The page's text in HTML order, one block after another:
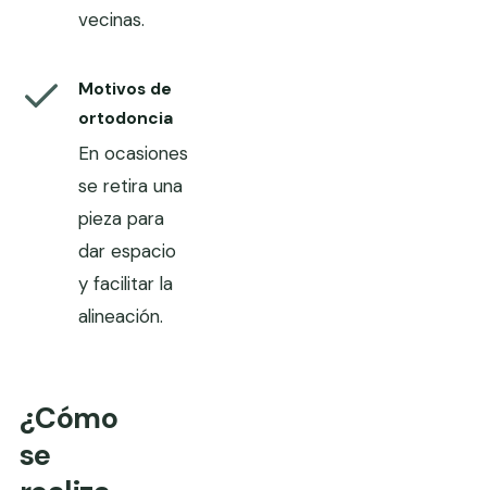
vecinas.
Motivos de
ortodoncia
En ocasiones
se retira una
pieza para
dar espacio
y facilitar la
alineación.
¿Cómo
se